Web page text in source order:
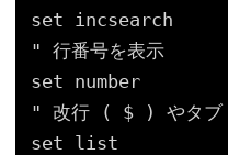
set incsearch
" 行番号を表示
set number
" 改行 ( $ ) やタ
set list